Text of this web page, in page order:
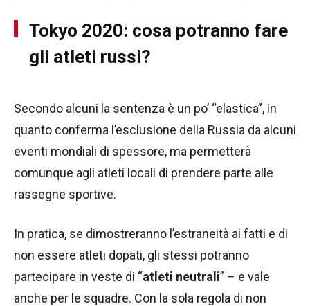
Tokyo 2020: cosa potranno fare
gli atleti russi?
Secondo alcuni la sentenza è un po’ “elastica”, in
quanto conferma l’esclusione della Russia da alcuni
eventi mondiali di spessore, ma permetterà
comunque agli atleti locali di prendere parte alle
rassegne sportive.
In pratica, se dimostreranno l’estraneità ai fatti e di
non essere atleti dopati, gli stessi potranno
partecipare in veste di “atleti neutrali” – e vale
anche per le squadre. Con la sola regola di non